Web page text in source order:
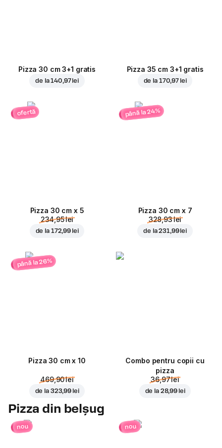
Pizza 30 cm 3+1 gratis
de la140,97 lei
Pizza 35 cm 3+1 gratis
de la 170,97 lei
ofertă
Pizza 30 cm x 5
234,95 lei
de la 172,99 lei
până la 24%
Pizza 30 cm x 7
328,93 lei
de la231,99 lei
până la 26%
Pizza 30 cm x 10
469,90 lei
de la 323,99 lei
Combo pentru copii cu
pizza
36,97 lei
de la 28,99 lei
Pizza din belșug
nou nou